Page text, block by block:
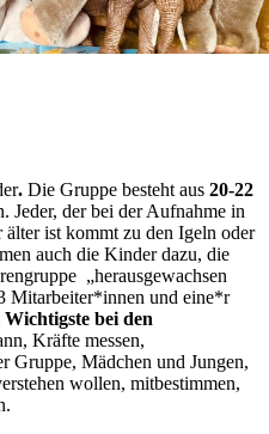
. Die Gruppe besteht aus 20-22
Jeder, der bei der Aufnahme in
ist kommt zu den Igeln oder
auch die Kinder dazu, die
„herausgewachsen
Mitarbeiter*innen und eine*r
Wichtigste bei den
Kräfte messen,
Gruppe, Mädchen und Jungen,
wollen, mitbestimmen,